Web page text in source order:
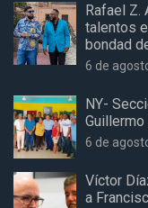
Rafael Z.
talentos
bondad
6 de
NY-
6 de
Víctor
a